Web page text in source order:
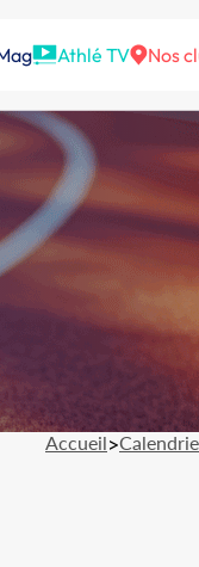
Athlé TV Nos
Accueil>